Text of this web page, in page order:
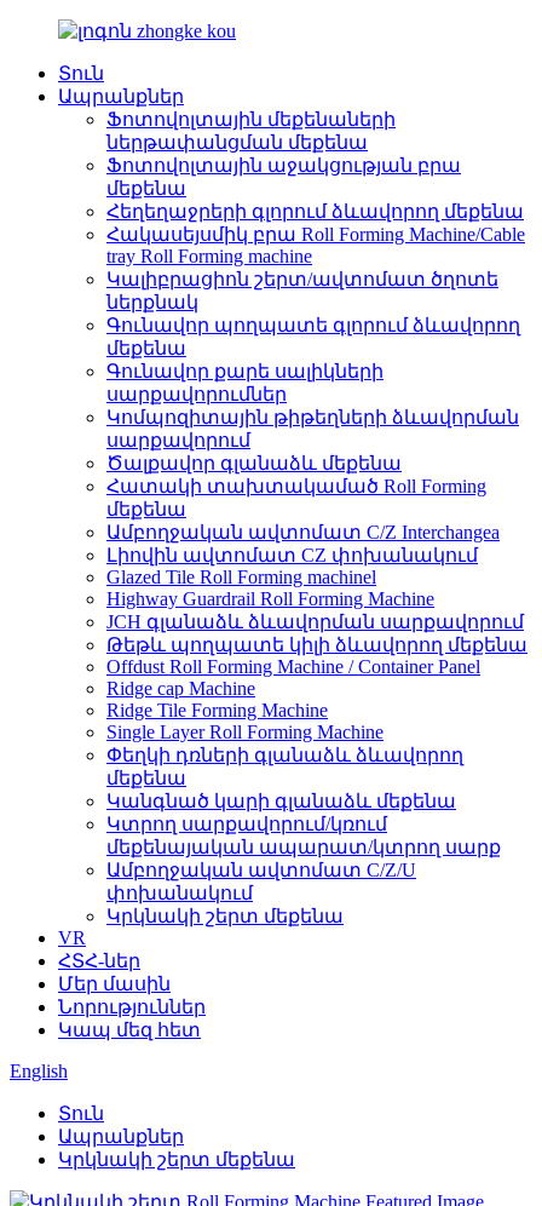
Տուն
Ապրանքներ
Ֆոտովոլտային մեքենաների
ներթափանցման մեքենա
Ֆոտովոլտային աջակցության բրա
մեքենա
Հեղեղաջրերի գլորում ձևավորող մեքենա
Հակասեյսմիկ բրա Roll Forming Machine/Cable
tray Roll Forming machine
Կալիբրացիոն շերտ/ավտոմատ ծղոտե
ներքնակ
Գունավոր պողպատե գլորում ձևավորող
մեքենա
Գունավոր քարե սալիկների
սարքավորումներ
Կոմպոզիտային թիթեղների ձևավորման
սարքավորում
Ծալքավոր գլանաձև մեքենա
Հատակի տախտակամած Roll Forming
մեքենա
Ամբողջական ավտոմատ C/Z Interchangea
Լիովին ավտոմատ CZ փոխանակում
Glazed Tile Roll Forming machinel
Highway Guardrail Roll Forming Machine
JCH գլանաձև ձևավորման սարքավորում
Թեթև պողպատե կիլի ձևավորող մեքենա
Offdust Roll Forming Machine / Container Panel
Ridge cap Machine
Ridge Tile Forming Machine
Single Layer Roll Forming Machine
Փեղկի դռների գլանաձև ձևավորող
մեքենա
Կանգնած կարի գլանաձև մեքենա
Կտրող սարքավորում/կռում
մեքենայական ապարատ/կտրող սարք
Ամբողջական ավտոմատ C/Z/U
փոխանակում
Կրկնակի շերտ մեքենա
VR
ՀՏՀ-ներ
Մեր մասին
Նորություններ
Կապ մեզ հետ
English
Տուն
Ապրանքներ
Կրկնակի շերտ մեքենա